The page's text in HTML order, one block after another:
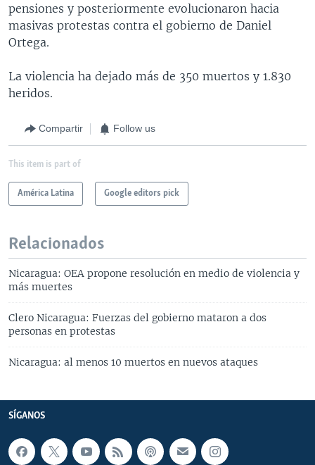
pensiones y posteriormente evolucionaron hacia
masivas protestas contra el gobierno de Daniel
Ortega.
La violencia ha dejado más de 350 muertos y 1.830
heridos.
Compartir Follow us
This item is part of
América Latina Google editors pick
Relacionados
Nicaragua: OEA propone resolución en medio de violencia y
más muertes
Clero Nicaragua: Fuerzas del gobierno mataron a dos
personas en protestas
Nicaragua: al menos 10 muertos en nuevos ataques
SÍGANOS